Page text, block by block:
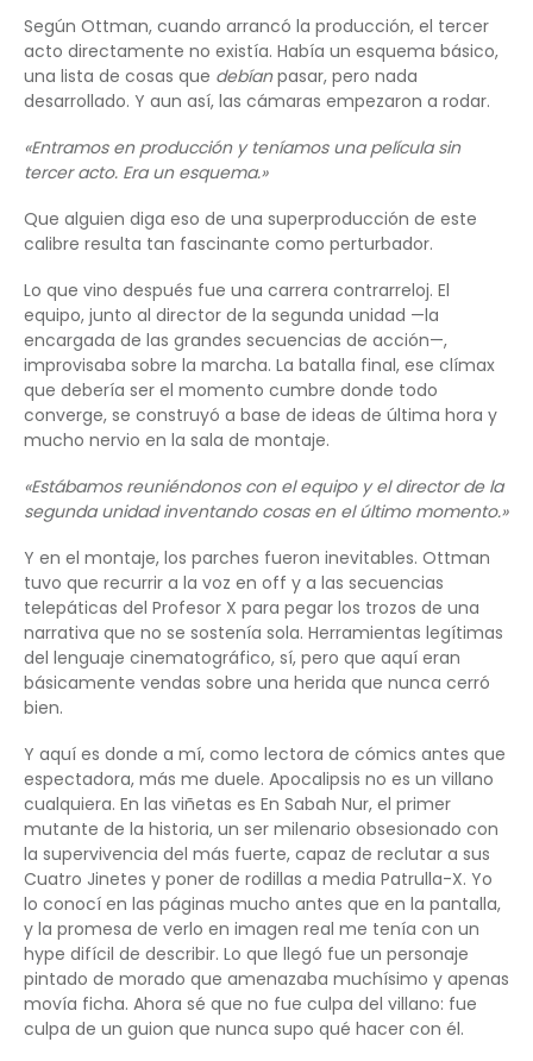
Según Ottman, cuando arrancó la producción, el tercer
acto directamente no existía. Había un esquema básico,
una lista de cosas que debíanpasar, pero nada
desarrollado. Y aun así, las cámaras empezaron a rodar.
«Entramos en producción y teníamos una película sin
tercer acto. Era un esquema.»
Que alguien diga eso de una superproducción de este
calibre resulta tan fascinante como perturbador.
Lo que vino después fue una carrera contrarreloj. El
equipo, junto al director de la segunda unidad —la
encargada de las grandes secuencias de acción—,
improvisaba sobre la marcha. La batalla final, ese clímax
que debería ser el momento cumbre donde todo
converge, se construyó a base de ideas de última hora y
mucho nervio en la sala de montaje.
«Estábamos reuniéndonos con el equipo y el director de la
segunda unidad inventando cosas en el último momento.»
Y en el montaje, los parches fueron inevitables. Ottman
tuvo que recurrir a la voz en off y a las secuencias
telepáticas del Profesor X para pegar los trozos de una
narrativa que no se sostenía sola. Herramientas legítimas
del lenguaje cinematográfico, sí, pero que aquí eran
básicamente vendas sobre una herida que nunca cerró
bien.
Y aquí es donde a mí, como lectora de cómics antes que
espectadora, más me duele. Apocalipsis no es un villano
cualquiera. En las viñetas es En Sabah Nur, el primer
mutante de la historia, un ser milenario obsesionado con
la supervivencia del más fuerte, capaz de reclutar a sus
Cuatro Jinetes y poner de rodillas a media Patrulla-X. Yo
lo conocí en las páginas mucho antes que en la pantalla,
y la promesa de verlo en imagen real me tenía con un
hype difícil de describir. Lo que llegó fue un personaje
pintado de morado que amenazaba muchísimo y apenas
movía ficha. Ahora sé que no fue culpa del villano: fue
culpa de un guion que nunca supo qué hacer con él.